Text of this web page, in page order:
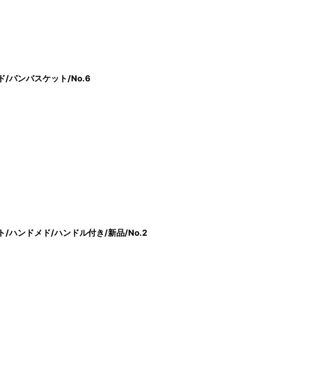
/パンバスケット/No.6
/ハンドメド/ハンドル付き/新品/No.2